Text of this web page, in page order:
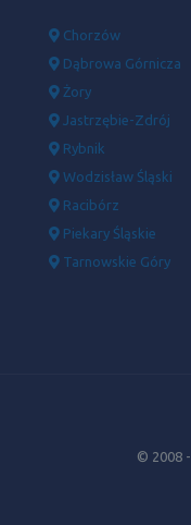
Chorzów
Dąbrowa Górnicza
Żory
Jastrzębie-Zdrój
Rybnik
Wodzisław Śląski
Racibórz
Piekary Śląskie
Tarnowskie Góry
© 2008 -